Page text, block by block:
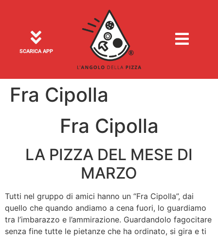
SCARICA APP
Fra Cipolla
Fra Cipolla
LA PIZZA DEL MESE DI
MARZO
Tutti nel gruppo di amici hanno un “Fra Cipolla”, dai
quello che quando andiamo a cena fuori, lo guardiamo
tra l’imbarazzo e l’ammirazione. Guardandolo fagocitare
senza fine tutte le pietanze che ha ordinato, si gira e ti